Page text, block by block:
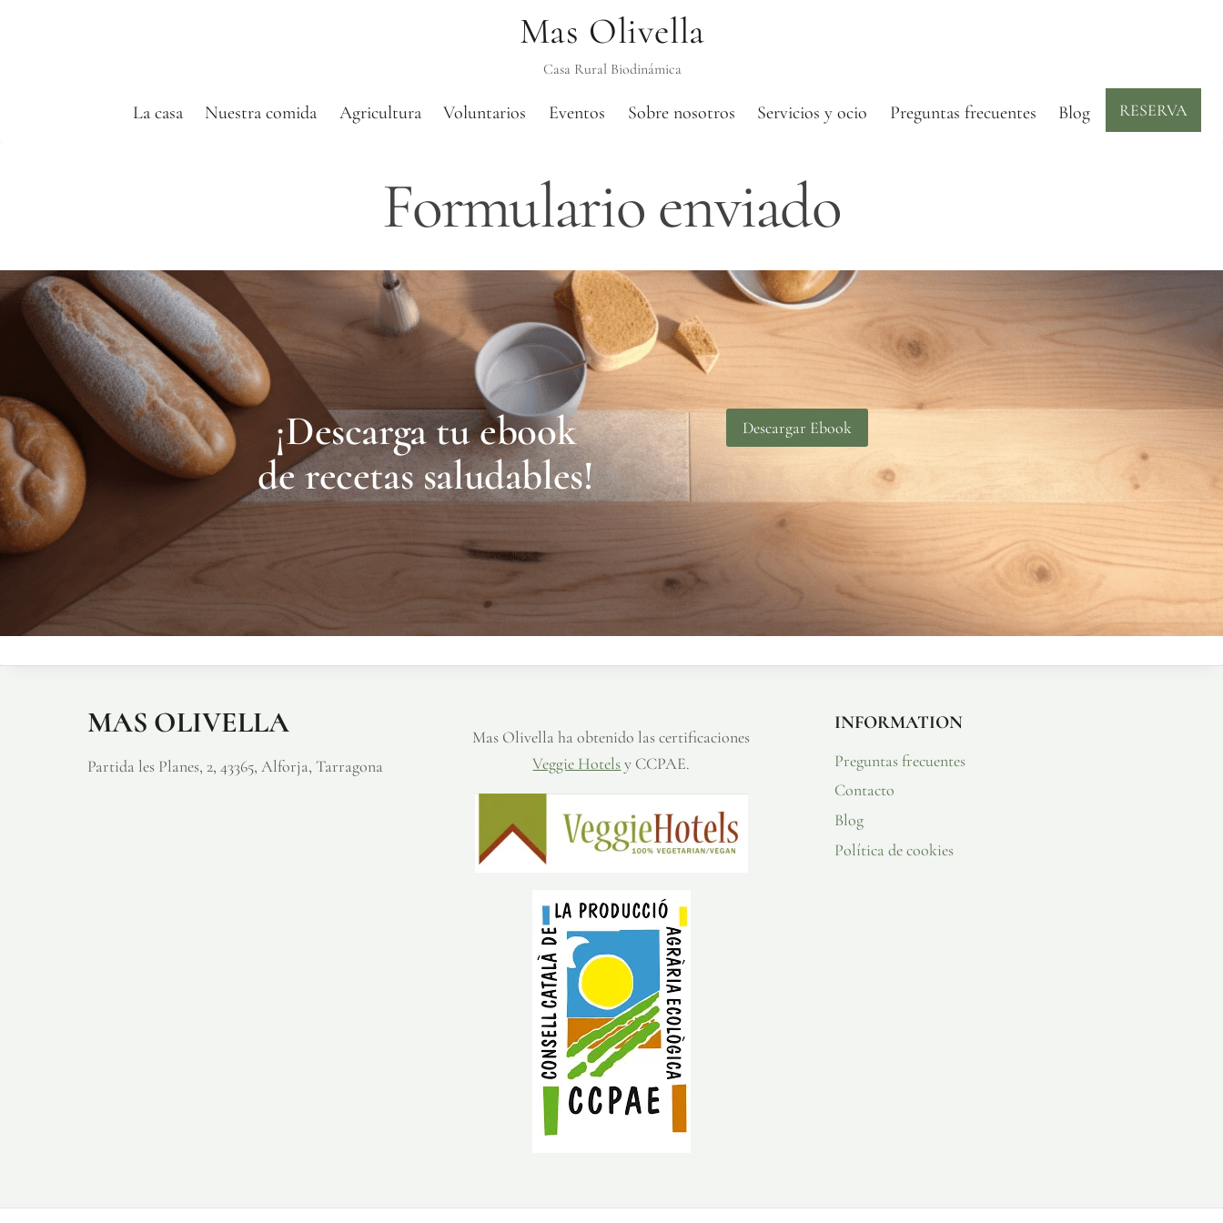
Mas Olivella
Casa Rural Biodinámica
La casa Nuestra comida Agricultura Voluntarios Eventos Sobre nosotros Servicios y ocio Preguntas frecuentes Blog RESERVA
Formulario enviado
¡Descarga tu ebook
de recetas saludables!
Descargar Ebook
MAS OLIVELLA
Partida les Planes, 2, 43365, Alforja, Tarragona
Mas Olivella ha obtenido las certificaciones
Veggie Hotelsy CCPAE.
INFORMATION
Preguntas frecuentes
Contacto
Blog
Política de cookies